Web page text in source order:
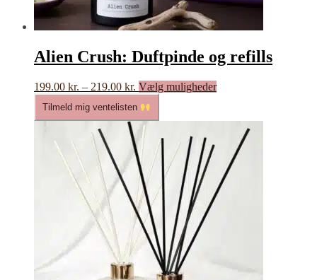
Alien Crush: Duftpinde og refills
199.00 kr. – 219.00 kr. Prisinterval:
199.00 kr.
til
219.00 kr.
Vælg mulighederDette
flere
varianter.
Mulighederne
kan
vælges
på
varesiden
Tilmeld mig ventelisten